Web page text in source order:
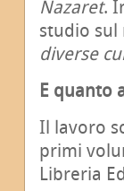
Nazaret.
studio
diverse
E quanto
Il lavoro
primi
Libreria